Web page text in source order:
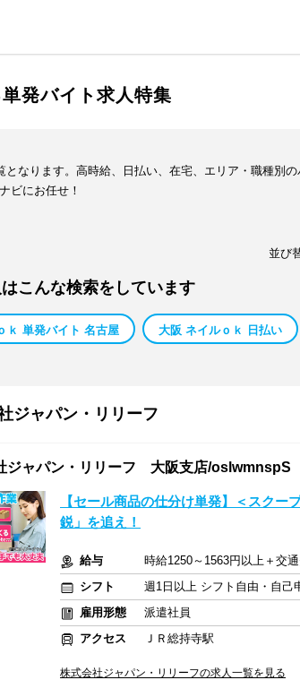
発バイト求人特集
なります。高時給、日払い、在宅、エリア・職種別
ビにお任せ！
並び
こんな検索をしています
ｋ 単発バイト 名古屋 大阪 ネイルｏｋ 日払い
ジャパン・リリーフ
ジャパン・リリーフ 大阪支店/oslwmnspS
【セール商品の仕分け単発】＜スク
鋭」を追え！
給与
時給1250～1563円以上＋交
シフト
週1日以上 シフト自由・自己
雇用形態
派遣社員
アクセス
ＪＲ総持寺駅
株式会社ジャパン・リリーフの求人一覧を見る